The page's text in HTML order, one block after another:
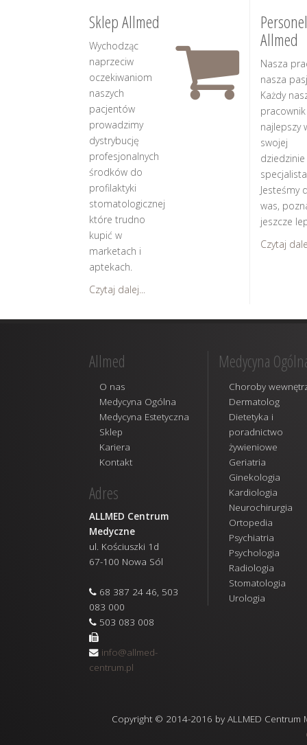
Sklep Allmed
Wychodząc
naprzeciw
oczekiwaniom
naszych
pacjentów
prowadzimy
dystrybucję
profesjonalnych
środków do
profilaktyki
stomatologicznej
które trudno
kupić w
marketach i
aptekach.
Czytaj dalej...
Personel
Allmed
Nasza
nasza
Każdy
najlepszy
swojej
dziedzinie
Jesteśmy
was,
jeszcze
Czytaj
Allmed
O nas
Medycyna Ogólna
Medycyna Estetyczna
Sklep
Kariera
Kontakt
Adres
ALLMED Centrum
Medyczne
ul. Kościuszki 1d
67-100 Nowa Sól
68 387 24 46, 503
083 000
503 083 008
info@allmed-
centrum.pl
Medycyna
Choroby
Dermatolog
Dietetyka i
poradnictwo
żywieniowe
Geriatria
Ginekologia
Kardiologia
Neurochirurgia
Ortopedia
Psychiatria
Psychologia
Radiologia
Stomatologia
Urologia
Copyright © 2014-2016 by ALLMED